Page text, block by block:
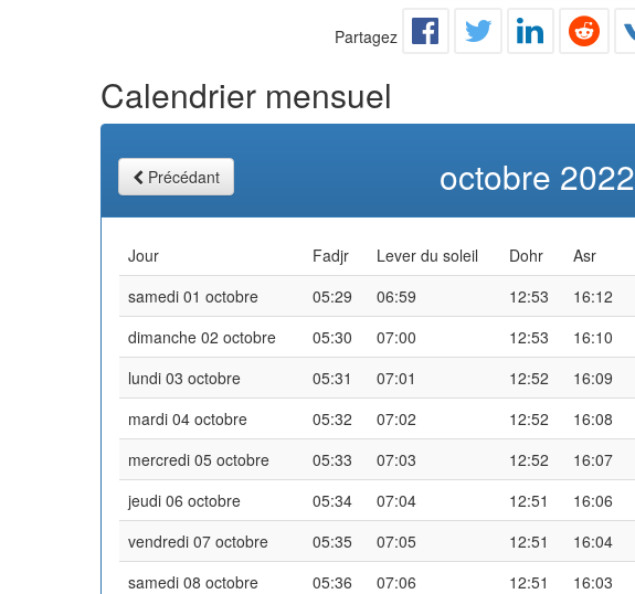
Partagez
Calendrier mensuel
Précédant octobre 2022
Jour Fadjr Lever du soleil Dohr Asr
samedi 01 octobre
05:29 06:59 12:53 16:12
dimanche 02 octobre
05:30 07:00 12:53 16:10
lundi 03 octobre
05:31 07:01 12:52 16:09
mardi 04 octobre
05:32 07:02 12:52 16:08
mercredi 05 octobre
05:33 07:03 12:52 16:07
jeudi 06 octobre
05:34 07:04 12:51 16:06
vendredi 07 octobre
05:35 07:05 12:51 16:04
samedi 08 octobre
05:36 07:06 12:51 16:03